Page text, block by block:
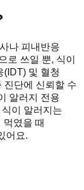
나 피내반응
로 쓰일 뿐, 식이
(IDT) 및 혈청
진단에 신뢰할 수
알러지 전용
이 알러지는
였을 때
어요.